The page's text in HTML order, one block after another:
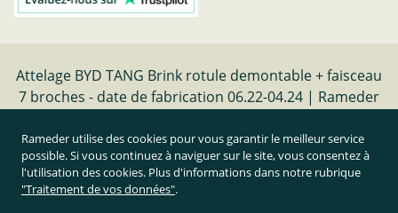
Attelage BYD TANG Brink rotule demontable + faisceau
7 broches - date de fabrication 06.22-04.24 | Rameder
Résilier le contrat
Rameder utilise des cookies pour vous garantir le meilleur service
possible. Si vous continuez à naviguer sur le site, vous consentez à
l'utilisation des cookies. Plus d'informations dans notre rubrique
"Traitement de vos données".